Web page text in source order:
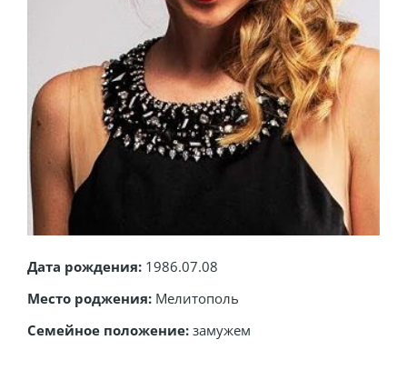
Дата рождения: 1986.07.08
Место роджения: Мелитополь
Семейное положение: замужем